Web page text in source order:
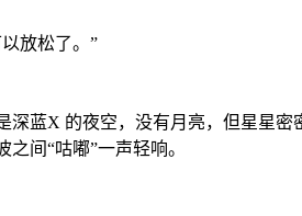
放松了。”
蓝X 的夜空，没有月亮，但星星密
间“咕嘟”一声轻响。